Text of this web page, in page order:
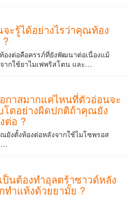
ะรู้ได้อย่างไรว่าคุณท้อง
องต่อคือครรภ์ที่ยังพัฒนาต่อเนื่องแม้
ากใช้ยาไมเฟพริสโตน และ…
กาสมากแค่ไหนที่ตัวอ่อนจะ
โตอย่างผิดปกติถ้าคุณยัง
ต่อ ?
ยังตั้งท้องต่อหลังจากใช้ไมโซพรอส
…
ป็นต้องทำอุลตร้าซาวด์หลัง
ทำแท้งด้วยยามั้ย ?